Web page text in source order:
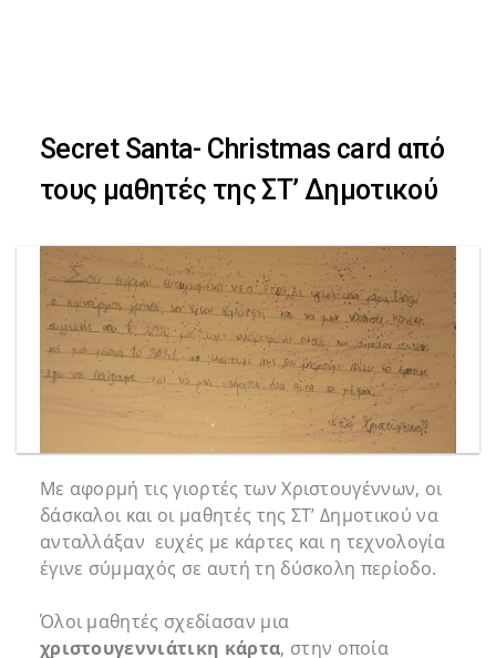
navigation
content
Secret Santa- Christmas card από
τους μαθητές της ΣΤ’ Δημοτικού
Με αφορμή τις γιορτές των Χριστουγέννων, οι
δάσκαλοι και οι μαθητές της ΣΤ’ Δημοτικού να
ανταλλάξαν ευχές με κάρτες και η τεχνολογία
έγινε σύμμαχός σε αυτή τη δύσκολη περίοδο.
Όλοι μαθητές σχεδίασαν μια
χριστουγεννιάτικη κάρτα, στην οποία